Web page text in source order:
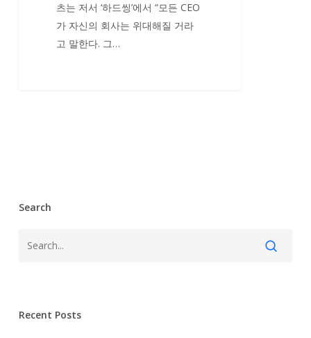
츠는 저서 ‘하드씽’에서 “모든 CEO
가 자신의 회사는 위대해질 거라
고 말한다. 그…
Search
Recent Posts